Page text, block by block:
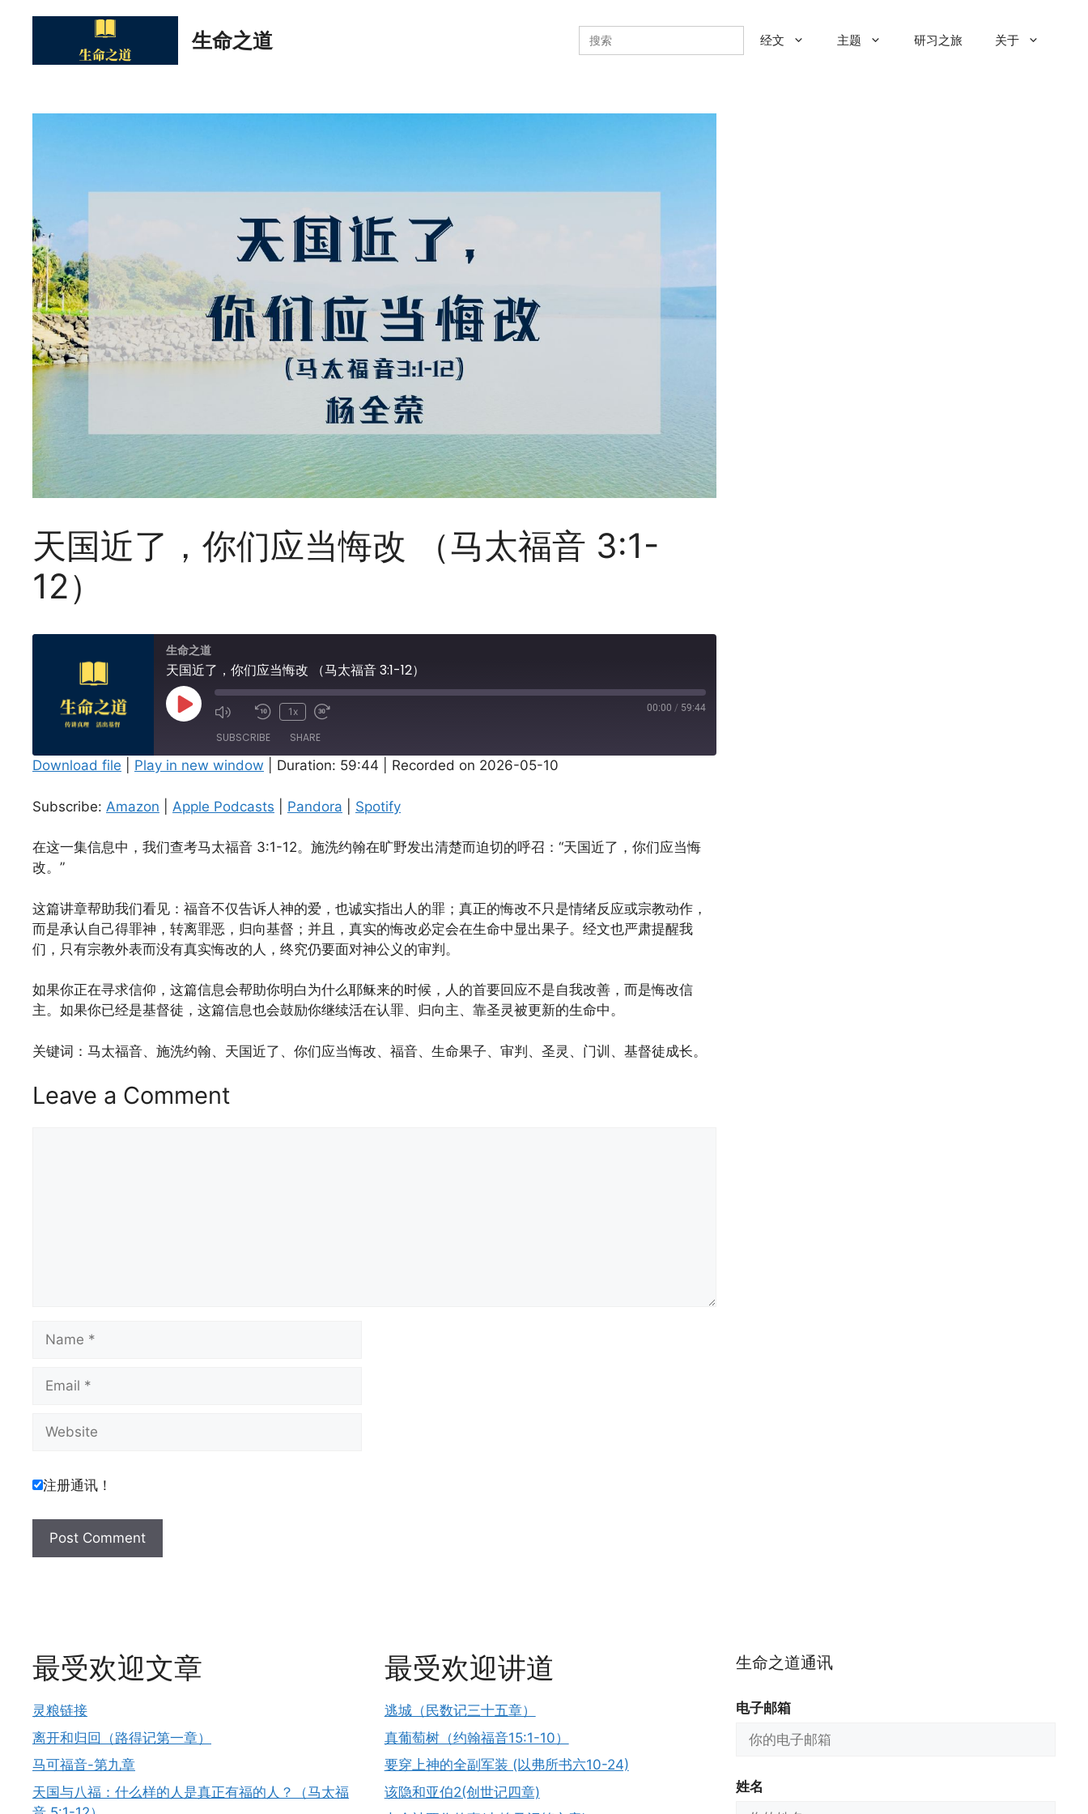
生命之道
Search
for:
经文 主题 研习之旅 关于
天国近了，你们应当悔改 （马太福音 3:1-
12）
生命之道
天国近了，你们应当悔改 （马太福音 3:1-12）
Play
Episode
1x 00:00 / 59:44
SUBSCRIBE SHARE
Spotify
RSS FEED
EMBED
Download file Play in new window Duration: 59:44 Recorded on 2026-05-10
Subscribe: Amazon Apple Podcasts Pandora Spotify
在这一集信息中，我们查考马太福音 3:1-12。施洗约翰在旷野发出清楚而迫切的呼召：“天国近了，你们应当悔
改。”
这篇讲章帮助我们看见：福音不仅告诉人神的爱，也诚实指出人的罪；真正的悔改不只是情绪反应或宗教动作，
而是承认自己得罪神，转离罪恶，归向基督；并且，真实的悔改必定会在生命中显出果子。经文也严肃提醒我
们，只有宗教外表而没有真实悔改的人，终究仍要面对神公义的审判。
如果你正在寻求信仰，这篇信息会帮助你明白为什么耶稣来的时候，人的首要回应不是自我改善，而是悔改信
主。如果你已经是基督徒，这篇信息也会鼓励你继续活在认罪、归向主、靠圣灵被更新的生命中。
关键词：马太福音、施洗约翰、天国近了、你们应当悔改、福音、生命果子、审判、圣灵、门训、基督徒成长。
Leave a Comment
Name
Email
Website
注册通讯！
最受欢迎文章
灵粮链接
离开和归回（路得记第一章）
马可福音-第九章
天国与八福：什么样的人是真正有福的人？（马太福
最受欢迎讲道
逃城（民数记三十五章）
真葡萄树（约翰福音15:1-10）
要穿上神的全副军装 (以弗所书六10-24)
该隐和亚伯2(创世记四章)
生命之道通讯
电子邮箱
姓名